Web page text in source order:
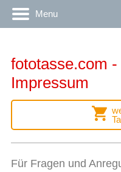
Menu
fototasse.com -
Impressum
Für Fragen und